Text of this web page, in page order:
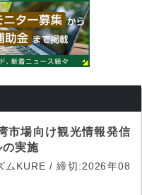
市場向け観光情報発信
の実施
ムKURE / 締切:2026年08